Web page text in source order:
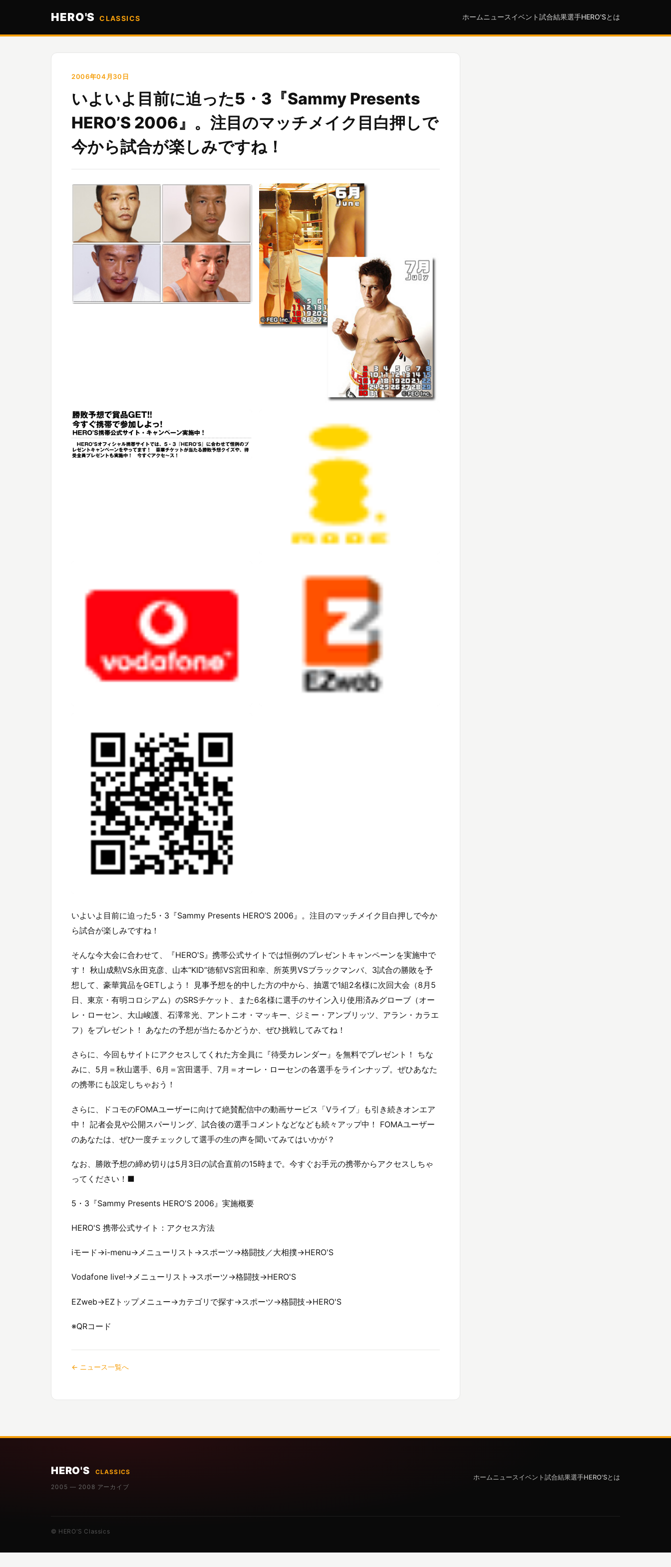
HERO'S CLASSICS ホーム ニュースイベント試合結果選手HERO'Sとは
2006年04月30日
いよいよ目前に迫った5・3『Sammy Presents
HERO’S 2006』。注目のマッチメイク目白押しで
今から試合が楽しみですね！
いよいよ目前に迫った5・3『Sammy Presents HERO’S 2006』。注目のマッチメイク目白押しで今か
ら試合が楽しみですね！
そんな今大会に合わせて、『HERO'S』携帯公式サイトでは恒例のプレゼントキャンペーンを実施中で
す！ 秋山成勲VS永田克彦、山本“KID”徳郁VS宮田和幸、所英男VSブラックマンバ、3試合の勝敗を予
想して、豪華賞品をGETしよう！ 見事予想を的中した方の中から、抽選で1組2名様に次回大会（8月5
日、東京・有明コロシアム）のSRSチケット、また6名様に選手のサイン入り使用済みグローブ（オー
レ・ローセン、大山峻護、石澤常光、アントニオ・マッキー、ジミー・アンブリッツ、アラン・カラエ
フ）をプレゼント！ あなたの予想が当たるかどうか、ぜひ挑戦してみてね！
さらに、今回もサイトにアクセスしてくれた方全員に『待受カレンダー』を無料でプレゼント！ ちな
みに、5月＝秋山選手、6月＝宮田選手、7月＝オーレ・ローセンの各選手をラインナップ。ぜひあなた
の携帯にも設定しちゃおう！
さらに、ドコモのFOMAユーザーに向けて絶賛配信中の動画サービス「Vライブ」も引き続きオンエア
中！ 記者会見や公開スパーリング、試合後の選手コメントなどなども続々アップ中！ FOMAユーザー
のあなたは、ぜひ一度チェックして選手の生の声を聞いてみてはいかが？
なお、勝敗予想の締め切りは5月3日の試合直前の15時まで。今すぐお手元の携帯からアクセスしちゃ
ってください！■
5・3『Sammy Presents HERO'S 2006』実施概要
HERO'S 携帯公式サイト：アクセス方法
iモード→i-menu→メニューリスト→スポーツ→格闘技／大相撲→HERO'S
Vodafone live!→メニューリスト→スポーツ→格闘技→HERO'S
EZweb→EZトップメニュー→カテゴリで探す→スポーツ→格闘技→HERO'S
※QRコード
← ニュース一覧へ
HERO'S
CLASSICS
2005 — 2008 アーカイブ
ホームニュースイベント試合結果選手HERO'Sとは
© HERO'S Classics